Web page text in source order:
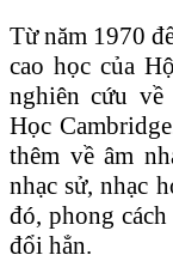
Từ năm 1970
cao học của
nghiên cứu
Học
thêm về âm
nhạc sử, nhạc
đó, phong
đổi hẳn.